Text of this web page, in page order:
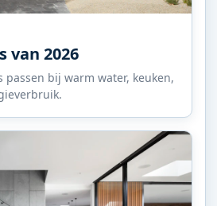
van 2026
passen bij warm water, keuken,